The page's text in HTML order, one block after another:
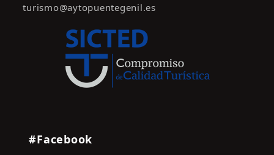
turismo@aytopuentegenil.es
#Facebook